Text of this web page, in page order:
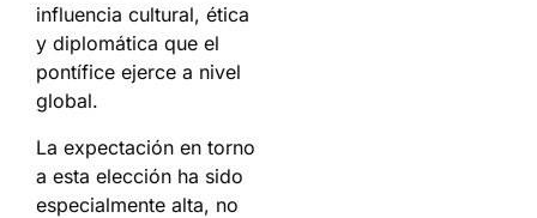
influencia cultural, ética
y diplomática que el
pontífice ejerce a nivel
global.
La expectación en torno
a esta elección ha sido
especialmente alta, no